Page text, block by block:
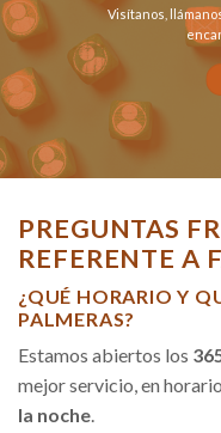
Visítanos,
PREGUNTAS
REFERENTE A
¿QUÉ HORARIO Y
PALMERAS?
Estamos abiertos los
mejor servicio, en
la noche.